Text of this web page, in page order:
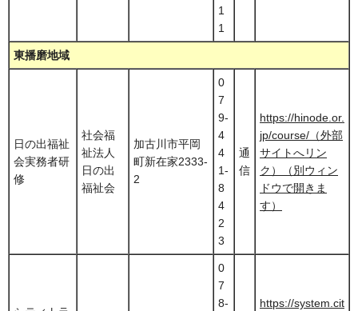
1
1
東播磨地域
日の出福祉
会実務者研
修
社会福
祉法人
日の出
福祉会
加古川市平岡
町新在家2333-
2
0
7
9-
4
4
1-
8
4
2
3
通
信
https://hinode.or.
jp/course/（外部
サイトへリン
ク）（別ウィン
ドウで開きま
す）
0
7
8-
https://system.cit